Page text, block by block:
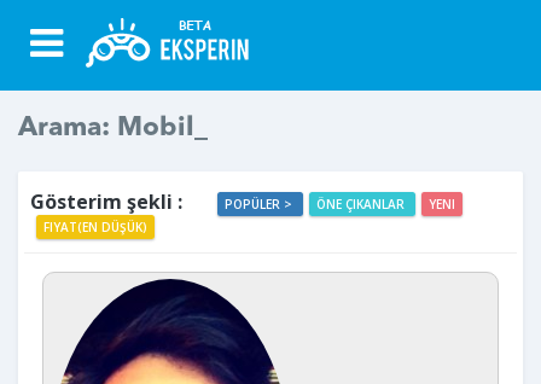
Arama: Mobil_
Gösterim şekli : POPÜLER > ÖNE ÇIKANLAR
YENI
FIYAT(EN DÜŞÜK)